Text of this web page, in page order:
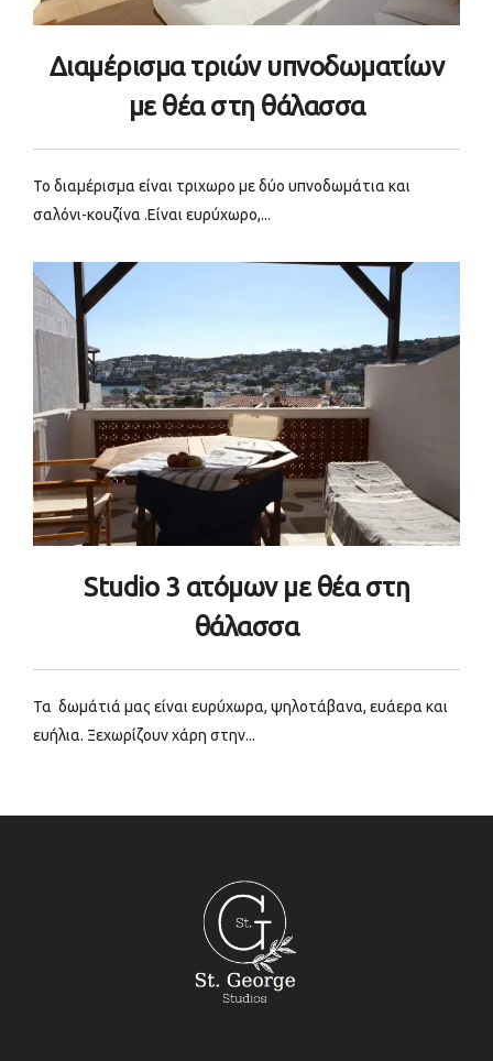
Διαμέρισμα τριών υπνοδωματίων
με θέα στη θάλασσα
Το διαμέρισμα είναι τριχωρο με δύο υπνοδωμάτια και
σαλόνι-κουζίνα .Είναι ευρύχωρο,...
Studio 3 ατόμων με θέα στη
θάλασσα
Τα δωμάτιά μας είναι ευρύχωρα, ψηλοτάβανα, ευάερα και
ευήλια. Ξεχωρίζουν χάρη στην...